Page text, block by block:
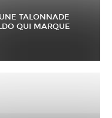
TALONNADE
QUI MARQUE